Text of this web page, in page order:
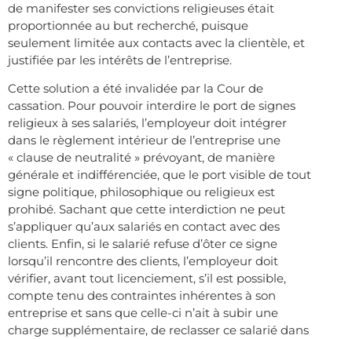
de manifester ses convictions religieuses était
proportionnée au but recherché, puisque
seulement limitée aux contacts avec la clientèle, et
justifiée par les intérêts de l’entreprise.
Cette solution a été invalidée par la Cour de
cassation. Pour pouvoir interdire le port de signes
religieux à ses salariés, l’employeur doit intégrer
dans le règlement intérieur de l’entreprise une
« clause de neutralité » prévoyant, de manière
générale et indifférenciée, que le port visible de tout
signe politique, philosophique ou religieux est
prohibé. Sachant que cette interdiction ne peut
s’appliquer qu’aux salariés en contact avec des
clients. Enfin, si le salarié refuse d’ôter ce signe
lorsqu’il rencontre des clients, l’employeur doit
vérifier, avant tout licenciement, s’il est possible,
compte tenu des contraintes inhérentes à son
entreprise et sans que celle-ci n’ait à subir une
charge supplémentaire, de reclasser ce salarié dans